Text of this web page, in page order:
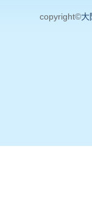
copyright©大